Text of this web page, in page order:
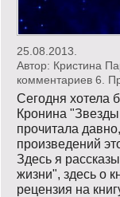
25.08.2013.
Автор: Кристина
комментариев 6.
Сегодня хотела
Кронина "Звезды
прочитала
произведений
Здесь я
жизни", здесь о
рецензия на